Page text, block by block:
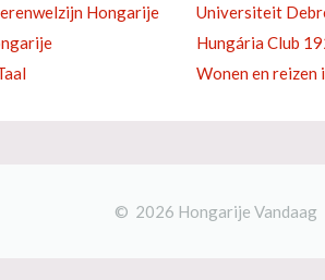
Hongarije Universiteit
Hungária Club
Wonen en reizen
© 2026 Hongarije Vandaag